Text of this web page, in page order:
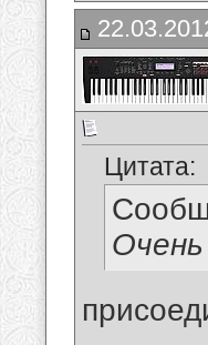
Цитата: